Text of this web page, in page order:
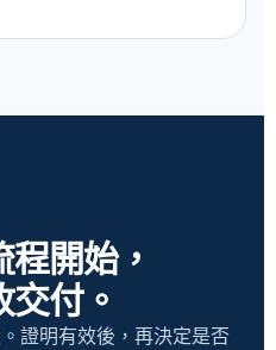
開始，
付。
證明有效後，再決定是否